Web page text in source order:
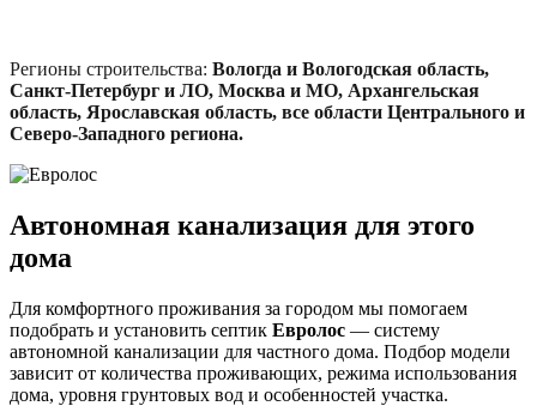
Регионы строительства: Вологда и Вологодская область,
Санкт-Петербург и ЛО, Москва и МО, Архангельская
область, Ярославская область, все области Центрального и
Северо-Западного региона.
Автономная канализация для этого
дома
Для комфортного проживания за городом мы помогаем
подобрать и установить септик Евролос — систему
автономной канализации для частного дома. Подбор модели
зависит от количества проживающих, режима использования
дома, уровня грунтовых вод и особенностей участка.